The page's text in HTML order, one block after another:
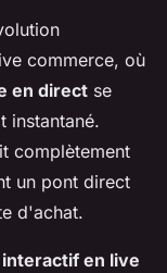
commerce, où
en direct se
instantané.
complètement
un pont direct
d'achat.
en live